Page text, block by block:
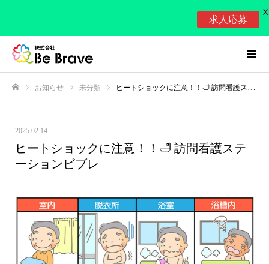
お知らせ 未分類 ヒートショックに注意！！🛁 訪問看護ステーションビブレ
2025.02.14
ヒートショックに注意！！🛁 訪問看護ステ
ーションビブレ
求人応募
X